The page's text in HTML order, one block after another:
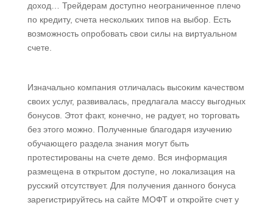
доход… Трейдерам доступно неограниченное плечо
по кредиту, счета нескольких типов на выбор. Есть
возможность опробовать свои силы на виртуальном
счете.
Изначально компания отличалась высоким качеством
своих услуг, развивалась, предлагала массу выгодных
бонусов. Этот факт, конечно, не радует, но торговать
без этого можно. Полученные благодаря изучению
обучающего раздела знания могут быть
протестированы на счете демо. Вся информация
размещена в открытом доступе, но локализация на
русский отсутствует. Для получения данного бонуса
зарегистрируйтесь на сайте МОФТ и откройте счет у